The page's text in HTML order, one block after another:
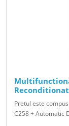
Reconditionat
Pretul este
C258 + Automatic